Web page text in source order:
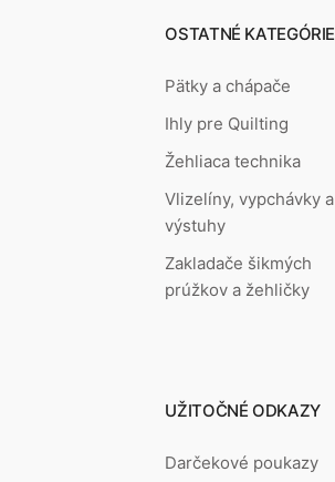
OSTATNÉ KATEGÓRIE
Pätky a chápače
Ihly pre Quilting
Žehliaca technika
Vlizelíny, vypchávky a
výstuhy
Zakladače šikmých
prúžkov a žehličky
UŽITOČNÉ ODKAZY
Darčekové poukazy